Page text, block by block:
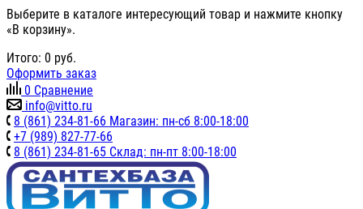
Выберите в каталоге интересующий товар и нажмите кнопку
«В корзину».
Итого: 0 руб.
Оформить заказ
0 Сравнение
info@vitto.ru
8 (861) 234-81-66 Магазин: пн-сб 8:00-18:00
+7 (989) 827-77-66
8 (861) 234-81-65 Склад: пн-пт 8:00-18:00